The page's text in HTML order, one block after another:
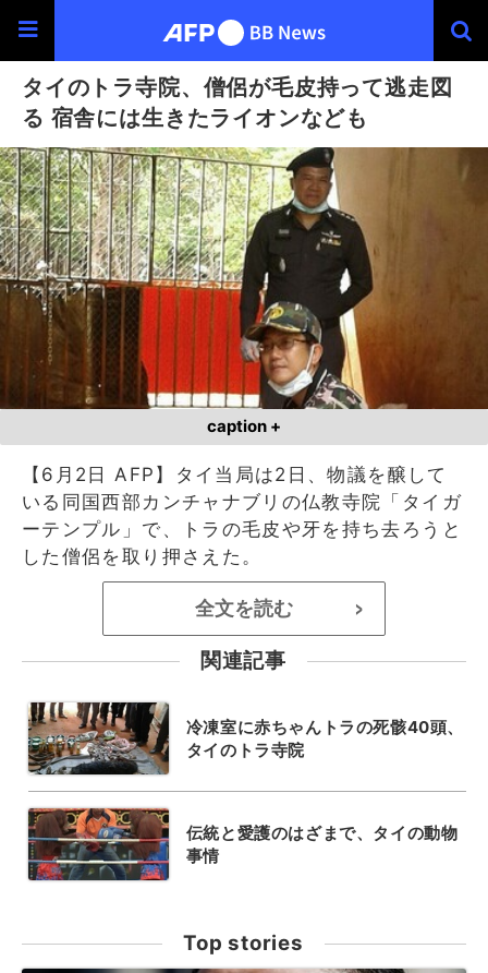
タイのトラ寺院、僧侶が毛皮持って逃走図
る 宿舎には生きたライオンなども
caption +
【6月2日 AFP】タイ当局は2日、物議を醸して
いる同国西部カンチャナブリの仏教寺院「タイガ
ーテンプル」で、トラの毛皮や牙を持ち去ろうと
した僧侶を取り押さえた。
全文を読む >
関連記事
冷凍室に赤ちゃんトラの死骸40頭、
タイのトラ寺院
伝統と愛護のはざまで、タイの動物
事情
Top stories